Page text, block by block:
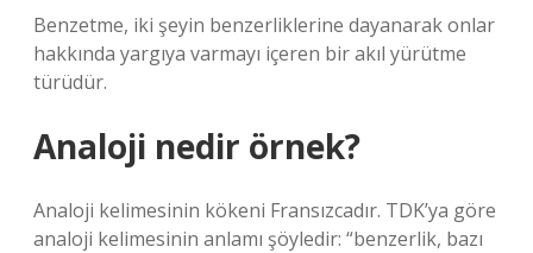
Benzetme, iki şeyin benzerliklerine dayanarak onlar
hakkında yargıya varmayı içeren bir akıl yürütme
türüdür.
Analoji nedir örnek?
Analoji kelimesinin kökeni Fransızcadır. TDK’ya göre
analoji kelimesinin anlamı şöyledir: “benzerlik, bazı